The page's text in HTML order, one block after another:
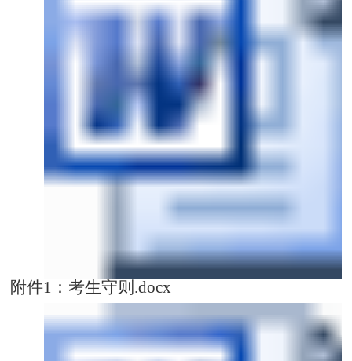
附件1：考生守则.docx